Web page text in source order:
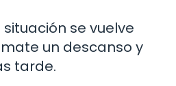
se vuelve
un descanso y
tarde.